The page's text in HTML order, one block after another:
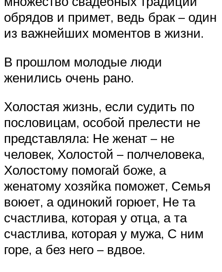
обрядов и примет, ведь брак – один
из важнейших моментов в жизни.
В прошлом молодые люди
женились очень рано.
Холостая жизнь, если судить по
пословицам, особой прелести не
представляла: Не женат – не
человек, Холостой – полчеловека,
Холостому помогай боже, а
женатому хозяйка поможет, Семья
воюет, а одинокий горюет, Не та
счастлива, которая у отца, а та
счастлива, которая у мужа, С ним
горе, а без него – вдвое.